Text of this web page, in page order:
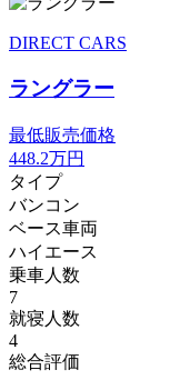
DIRECT CARS
ラングラー
最低販売価格
448.2万円
タイプ
バンコン
ベース車両
ハイエース
乗車人数
7
就寝人数
4
総合評価